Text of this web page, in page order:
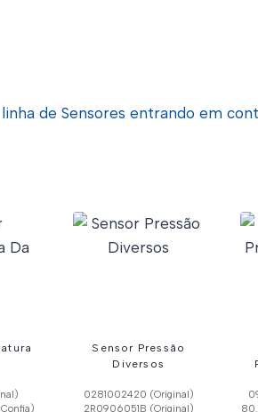
de Sensores entrando em
Sensor Pressão
Diversos
0281002420 (Original)
2R0906051B (Original)